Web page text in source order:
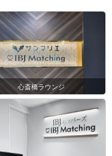
心斎橋ラウンジ